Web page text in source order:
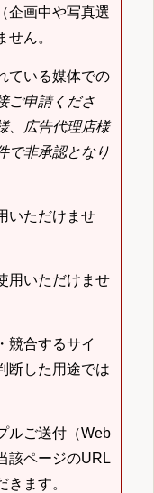
企画中や写真選
ん。
ている媒体での
ご申請くださ
、広告代理店様
で非承認となり
いただけませ
用いただけませ
競合するサイ
断した用途では
ルご送付（Web
該ページのURL
ます。